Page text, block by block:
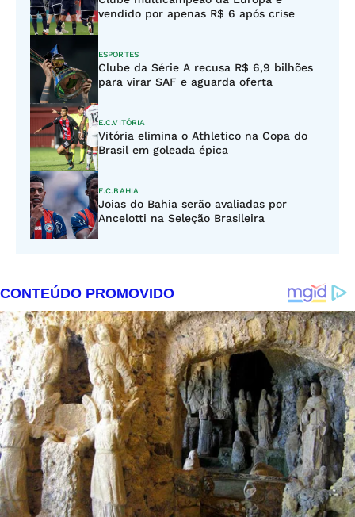
vendido por apenas R$ 6 após crise
ESPORTES
Clube da Série A recusa R$ 6,9 bilhões
para virar SAF e aguarda oferta
E.C.VITÓRIA
Vitória elimina o Athletico na Copa do
Brasil em goleada épica
E.C.BAHIA
Joias do Bahia serão avaliadas por
Ancelotti na Seleção Brasileira